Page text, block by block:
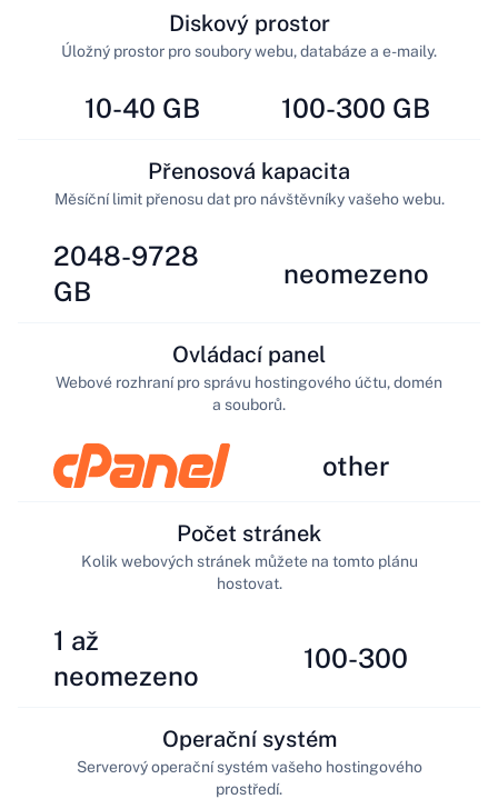
10-40 GB
Diskový prostor
Úložný prostor pro soubory webu, databáze a e-maily.
100-300 GB
2048-9728
GB
Přenosová kapacita
Měsíční limit přenosu dat pro návštěvníky vašeho webu.
neomezeno
Ovládací panel
Webové rozhraní pro správu hostingového účtu, domén
a souborů.
other
1 až
neomezeno
Počet stránek
Kolik webových stránek můžete na tomto plánu
hostovat.
100-300
Operační systém
Serverový operační systém vašeho hostingového
prostředí.